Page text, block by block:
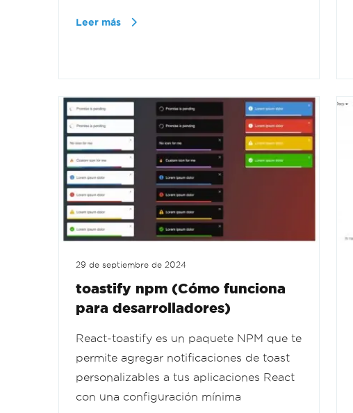
Leer más
29 de septiembre de 2024
toastify npm (Cómo funciona
para desarrolladores)
React-toastify es un paquete NPM que te
permite agregar notificaciones de toast
personalizables a tus aplicaciones React
con una configuración mínima